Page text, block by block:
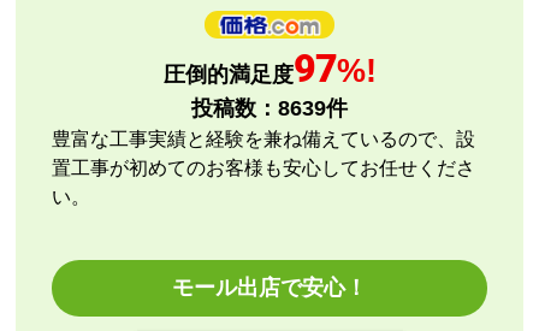
【注文商品】エアコン・クーラー 【注文
時期】2026年08月頃
【このショップを選んだ理由は？】
評価と価格
【注文からどのくらいで届きましたか？】
【その他感想・コメント】
エアコン本体の購入のみ（工事無し）でしたが、連絡
圧倒的満足度97%!
投稿数： 8639件
豊富な工事実績と経験を兼ね備えているので、設
置工事が初めてのお客様も安心してお任せくださ
い。
モール出店で安心！